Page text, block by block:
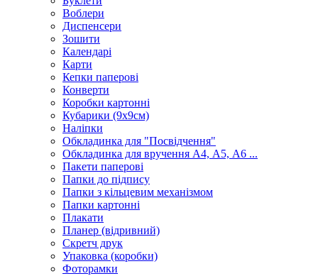
Воблери
Диспенсери
Зошити
Календарі
Карти
Кепки паперові
Конверти
Коробки картонні
Кубарики (9х9см)
Наліпки
Обкладинка для "Посвідчення"
Обкладинка для вручення А4, А5, А6 ...
Пакети паперові
Папки до підпису
Папки з кільцевим механізмом
Папки картонні
Плакати
Планер (відривний)
Скретч друк
Упаковка (коробки)
Фоторамки